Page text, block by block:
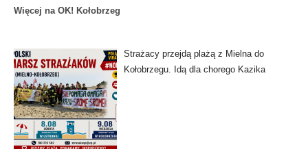
Więcej na OK! Kołobrzeg
Strażacy przejdą plażą z Mielna do
Kołobrzegu. Idą dla chorego Kazika